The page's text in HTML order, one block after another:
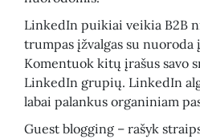
LinkedIn puikiai veikia B2B
trumpas įžvalgas su
Komentuok kitų įrašus savo
LinkedIn grupių. LinkedIn
labai palankus organiniam
Guest blogging – rašyk